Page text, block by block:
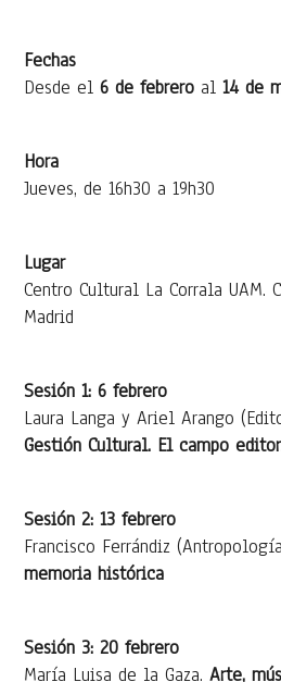
Fechas
Desde el6 de febrero al14 de
Hora
Jueves, de 16h30 a 19h30
Lugar
Centro Cultural La Corrala UAM.
Madrid
Sesión 1: 6 febrero
Laura Langa y Ariel Arango
Gestión Cultural. El campo
Sesión 2: 13 febrero
Francisco Ferrándiz
memoria histórica
Sesión 3: 20 febrero
María Luisa de la Gaza.Arte,